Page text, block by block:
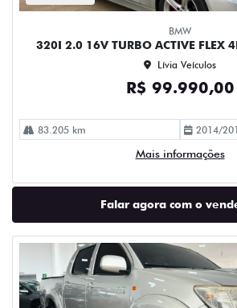
BMW
320I 2.0 16V TURBO ACTIVE FLEX
Lívia Veículos
R$ 99.990,00
83.205 km 2014/
Mais informações
Falar agora com o